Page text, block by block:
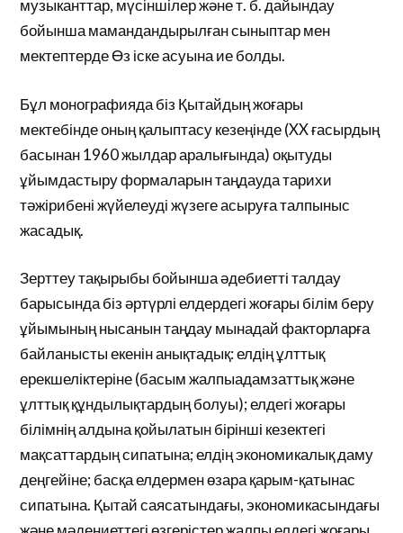
музыканттар, мүсіншілер және т. б. дайындау
бойынша мамандандырылған сыныптар мен
мектептерде Өз іске асуына ие болды.
Бұл монографияда біз Қытайдың жоғары
мектебінде оның қалыптасу кезеңінде (XX ғасырдың
басынан 1960 жылдар аралығында) оқытуды
ұйымдастыру формаларын таңдауда тарихи
тәжірибені жүйелеуді жүзеге асыруға талпыныс
жасадық.
Зерттеу тақырыбы бойынша әдебиетті талдау
барысында біз әртүрлі елдердегі жоғары білім беру
ұйымының нысанын таңдау мынадай факторларға
байланысты екенін анықтадық: елдің ұлттық
ерекшеліктеріне (басым жалпыадамзаттық және
ұлттық құндылықтардың болуы); елдегі жоғары
білімнің алдына қойылатын бірінші кезектегі
мақсаттардың сипатына; елдің экономикалық даму
деңгейіне; басқа елдермен өзара қарым-қатынас
сипатына. Қытай саясатындағы, экономикасындағы